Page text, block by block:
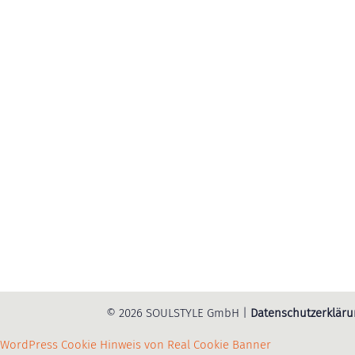
© 2026 SOULSTYLE GmbH |
WordPress Cookie Hinweis von Real Cookie Banner